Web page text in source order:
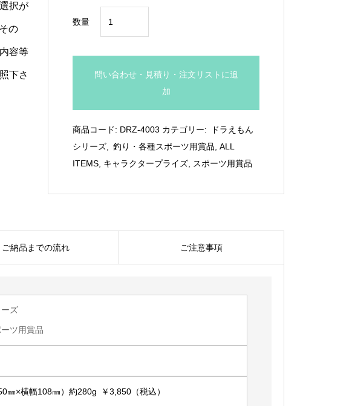
択が
の
容等
下さ
数量
楯：
DRZ-
4003
問い合わせ・見積り・注文リストに追
加
商品コード: DRZ-4003 カテゴリー:
ドラえもん
シリーズ, 釣り・各種スポーツ用賞品,ALL
ITEMS, キャラクタープライズ, スポーツ用賞品
ご納品までの流れ ご注意事項
ーズ
ツ用賞品
㎜×横幅108㎜）約280g ￥3,850（税込）